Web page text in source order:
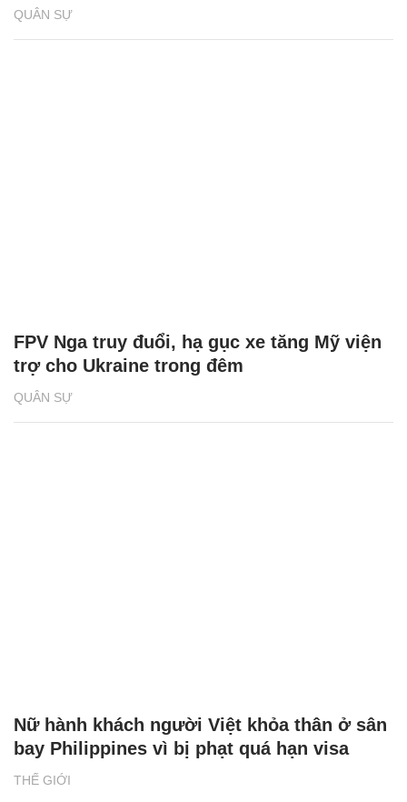
QUÂN SỰ
QUÂN SỰ
FPV Nga truy đuổi, hạ gục xe tăng Mỹ viện
trợ cho Ukraine trong đêm
THẾ GIỚI
Nữ hành khách người Việt khỏa thân ở sân
bay Philippines vì bị phạt quá hạn visa